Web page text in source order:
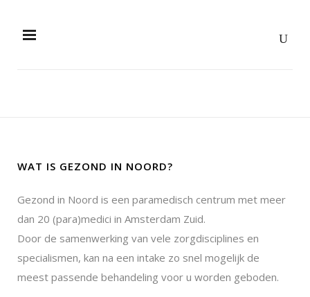
WAT IS GEZOND IN NOORD?
Gezond in Noord is een paramedisch centrum met meer
dan 20 (para)medici in Amsterdam Zuid.
Door de samenwerking van vele zorgdisciplines en
specialismen, kan na een intake zo snel mogelijk de
meest passende behandeling voor u worden geboden.